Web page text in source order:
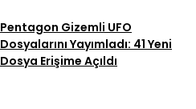
Pentagon Gizemli UFO
Dosyalarını Yayımladı: 41 Yeni
Dosya Erişime Açıldı